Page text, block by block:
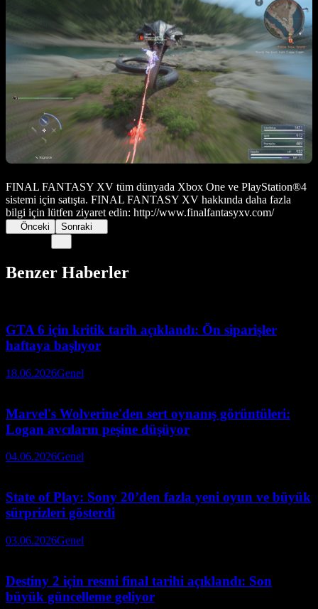
FINAL FANTASY XV tüm dünyada Xbox One ve PlayStation®4
sistemi için satışta. FINAL FANTASY XV hakkında daha fazla
bilgi için lütfen ziyaret edin: http://www.finalfantasyxv.com/
Önceki Sonraki
Benzer Haberler
GTA 6 için kritik tarih açıklandı: Ön siparişler
haftaya başlıyor
18.06.2026Genel
Marvel's Wolverine'den sert oynanış görüntüleri:
Logan avcıların peşine düşüyor
04.06.2026Genel
State of Play: Sony 20’den fazla yeni oyun ve büyük
sürprizleri gösterdi
03.06.2026Genel
Destiny 2 için resmi final tarihi açıklandı: Son
büyük güncelleme geliyor